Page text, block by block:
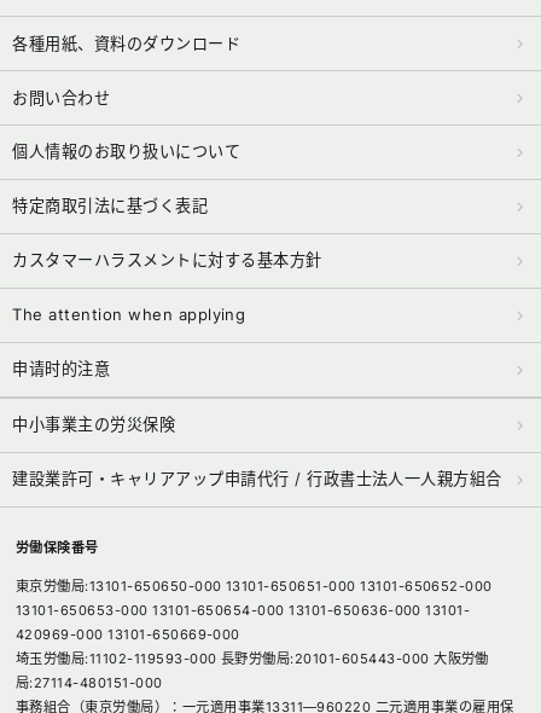
各種用紙、資料のダウンロード
お問い合わせ
個人情報のお取り扱いについて
特定商取引法に基づく表記
カスタマーハラスメントに対する基本方針
The attention when applying
申请时的注意
中小事業主の労災保険
建設業許可・キャリアアップ申請代行 / 行政書士法人一人親方組合
労働保険番号
東京労働局:13101-650650-000 13101-650651-000 13101-650652-000
13101-650653-000 13101-650654-000 13101-650636-000 13101-
420969-000 13101-650669-000
埼玉労働局:11102-119593-000 長野労働局:20101-605443-000 大阪労働
局:27114-480151-000
事務組合（東京労働局）：一元適用事業13311―960220 二元適用事業の雇用保